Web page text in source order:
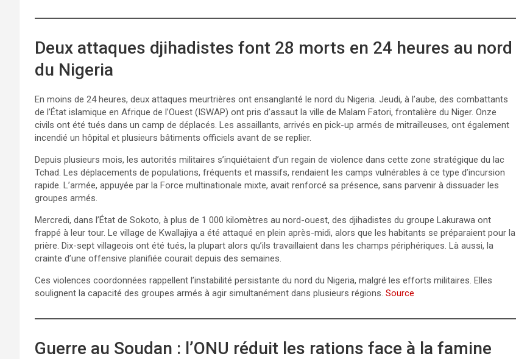
Deux attaques djihadistes font 28 morts en 24 heures au nord
du Nigeria
En moins de 24 heures, deux attaques meurtrières ont ensanglanté le nord du Nigeria. Jeudi, à l’aube, des combattants
de l’État islamique en Afrique de l’Ouest (ISWAP) ont pris d’assaut la ville de Malam Fatori, frontalière du Niger. Onze
civils ont été tués dans un camp de déplacés. Les assaillants, arrivés en pick-up armés de mitrailleuses, ont également
incendié un hôpital et plusieurs bâtiments officiels avant de se replier.
Depuis plusieurs mois, les autorités militaires s’inquiétaient d’un regain de violence dans cette zone stratégique du lac
Tchad. Les déplacements de populations, fréquents et massifs, rendaient les camps vulnérables à ce type d’incursion
rapide. L’armée, appuyée par la Force multinationale mixte, avait renforcé sa présence, sans parvenir à dissuader les
groupes armés.
Mercredi, dans l’État de Sokoto, à plus de 1 000 kilomètres au nord-ouest, des djihadistes du groupe Lakurawa ont
frappé à leur tour. Le village de Kwallajiya a été attaqué en plein après-midi, alors que les habitants se préparaient pour la
prière. Dix-sept villageois ont été tués, la plupart alors qu’ils travaillaient dans les champs périphériques. Là aussi, la
crainte d’une offensive planifiée courait depuis des semaines.
Ces violences coordonnées rappellent l’instabilité persistante du nord du Nigeria, malgré les efforts militaires. Elles
soulignent la capacité des groupes armés à agir simultanément dans plusieurs régions. Source
Guerre au Soudan : l’ONU réduit les rations face à la famine